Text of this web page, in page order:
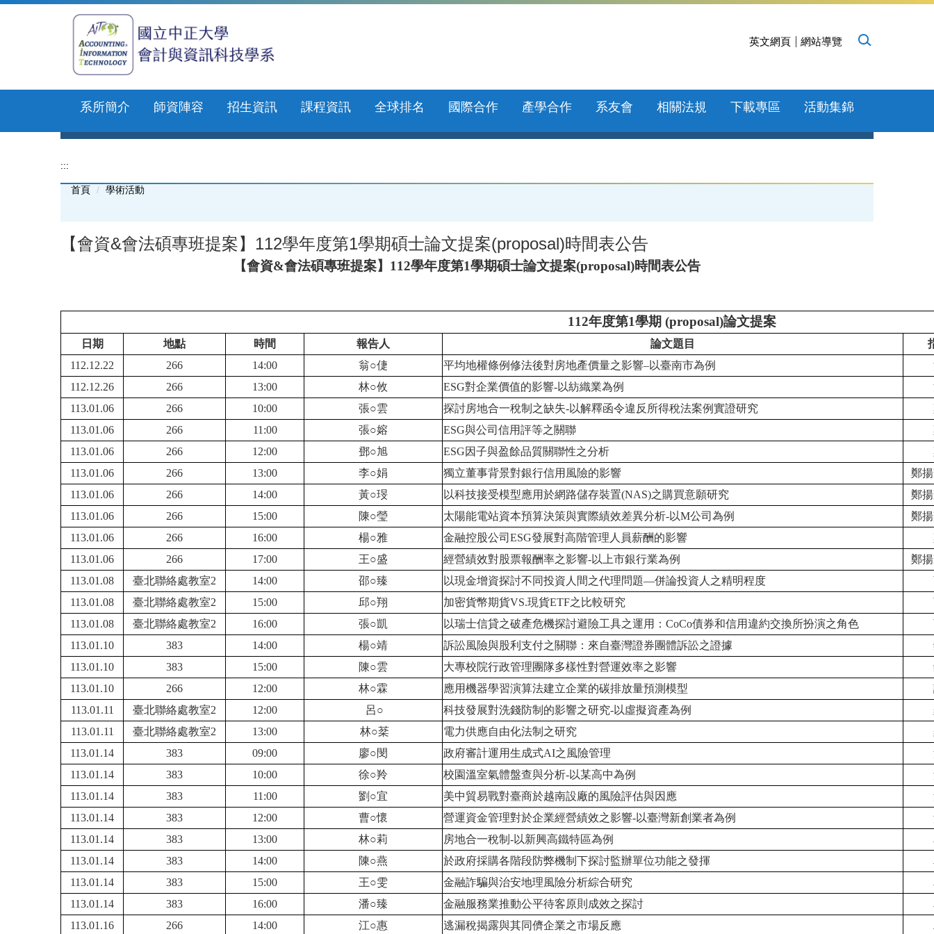
英文網頁 網站導覽
系所簡介 師資陣容 招生資訊 課程資訊 全球排名 國際合作 產學合作 系友會 相關法規 下載專區 活動集錦
:::
首頁 學術活動
【會資&會法碩專班提案】112學年度第1學期碩士論文提案(proposal)時間表公告
【會資&會法碩專班提案】112學年度第1學期碩士論文提案(proposal)時間表公告
112年度第1學期 (proposal)論文提案
日期 地點 時間 報告人 論文題目
112.12.22
266 14:00 翁○倢 平均地權條例修法後對房地產價量之影響–以臺南市為例
112.12.26
266 13:00 林○攸 ESG對企業價值的影響-以紡織業為例
113.01.06
266 10:00 張○雲 探討房地合一稅制之缺失-以解釋函令違反所得稅法案例實證研究
113.01.06
266 11:00 張○嫆 ESG與公司信用評等之關聯
113.01.06
266 12:00 鄧○旭 ESG因子與盈餘品質關聯性之分析
113.01.06
266 13:00 李○娟 獨立董事背景對銀行信用風險的影響
鄭
113.01.06
266 14:00 黃○琝 以科技接受模型應用於網路儲存裝置(NAS)之購買意願研究
鄭
113.01.06
266 15:00 陳○瑩 太陽能電站資本預算決策與實際績效差異分析-以M公司為例
鄭
113.01.06
266 16:00 楊○雅 金融控股公司ESG發展對高階管理人員薪酬的影響
113.01.06
266 17:00 王○盛 經營績效對股票報酬率之影響-以上市銀行業為例
鄭
113.01.08
臺北聯絡處教室2 14:00 邵○臻 以現金增資探討不同投資人間之代理問題—併論投資人之精明程度
113.01.08
臺北聯絡處教室2 15:00 邱○翔 加密貨幣期貨VS.現貨ETF之比較研究
113.01.08
臺北聯絡處教室2 16:00 張○凱 以瑞士信貸之破產危機探討避險工具之運用：CoCo債券和信用違約交換所扮演之角色
113.01.10
383 14:00 楊○靖 訴訟風險與股利支付之關聯：來自臺灣證券團體訴訟之證據
113.01.10
383 15:00 陳○雲 大專校院行政管理團隊多樣性對營運效率之影響
113.01.10
266 12:00 林○霖 應用機器學習演算法建立企業的碳排放量預測模型
113.01.11
臺北聯絡處教室2 12:00 呂○ 科技發展對洗錢防制的影響之研究-以虛擬資產為例
113.01.11
臺北聯絡處教室2 13:00 林○棻 電力供應自由化法制之研究
113.01.14
383 09:00 廖○閔 政府審計運用生成式AI之風險管理
113.01.14
383 10:00 徐○羚 校園溫室氣體盤查與分析-以某高中為例
113.01.14
383 11:00 劉 ○宜 美中貿易戰對臺商於越南設廠的風險評估與因應
113.01.14
383 12:00 曹○懷 營運資金管理對於企業經營績效之影響-以臺灣新創業者為例
113.01.14
383 13:00 林○莉 房地合一稅制-以新興高鐵特區為例
113.01.14
383 14:00 陳○燕 於政府採購各階段防弊機制下探討監辦單位功能之發揮
113.01.14
383 15:00 王○雯 金融詐騙與治安地理風險分析綜合研究
113.01.14
383 16:00 潘○臻 金融服務業推動公平待客原則成效之探討
113.01.16
266 14:00 江○惠 逃漏稅揭露與其同儕企業之市場反應